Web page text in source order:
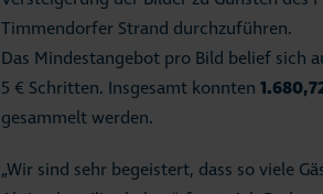
Timmendorfer Strand durchzuführen.
Das Mindestangebot pro Bild belief sich
5 € Schritten. Insgesamt konnten
gesammelt werden.
„Wir sind sehr begeistert, dass so viele